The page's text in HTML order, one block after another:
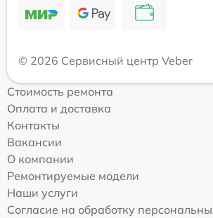
© 2026 Сервисный центр Veber
Стоимость ремонта
Оплата и доставка
Контакты
Вакансии
О компании
Ремонтируемые модели
Наши услуги
Согласие на обработку